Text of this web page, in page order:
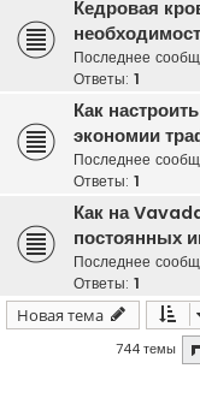
Кедровая
Последнее
Ответы: 1
Как
экономии
Последнее
Ответы: 1
Как на
постоянных
Последнее
Ответы: 1
Новая тема
744 темы